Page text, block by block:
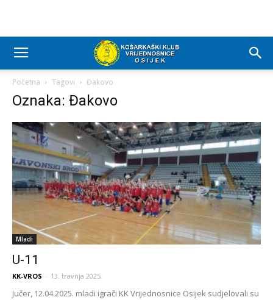
Početna Tagovi Đakovo
Oznaka: Đakovo
Mladi
U-11
KK-VROS - 13. travnja 2025.
Jučer, 12.04.2025. mladi igrači KK Vrijednosnice Osijek sudjelovali su